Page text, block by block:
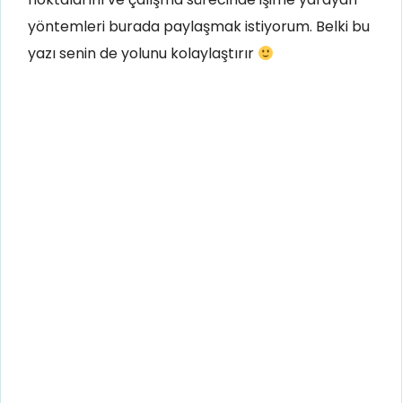
yöntemleri burada paylaşmak istiyorum. Belki bu
yazı senin de yolunu kolaylaştırır